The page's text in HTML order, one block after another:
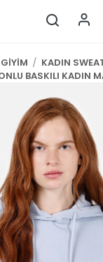
/ KADIN
BASKILI KADIN